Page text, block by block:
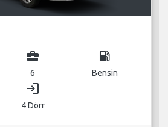
business_center
6
local_gas_station
Bensin
login
4 Dörr